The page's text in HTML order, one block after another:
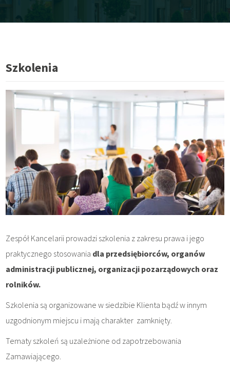
Szkolenia
Zespół Kancelarii prowadzi szkolenia z zakresu prawa i jego
praktycznego stosowania dla przedsiębiorców, organów
administracji publicznej, organizacji pozarządowych oraz
rolników.
Szkolenia są organizowane w siedzibie Klienta bądź w innym
uzgodnionym miejscu i mają charakter zamknięty.
Tematy szkoleń są uzależnione od zapotrzebowania
Zamawiającego.